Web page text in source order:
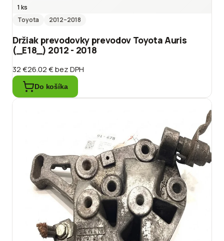
1 ks
Toyota
2012–2018
Držiak prevodovky prevodov Toyota Auris
(_E18_) 2012 - 2018
32 €26.02 €bez DPH
Do košíka